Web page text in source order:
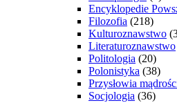
Encyklopedie
Filozofia (218)
Kulturoznawstwo
Literaturoznawstwo
Politologia (20)
Polonistyka (38)
Przysłowia
Socjologia (36)